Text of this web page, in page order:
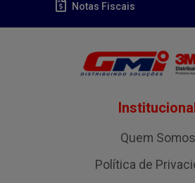
Notas Fiscais
Quem Somos
Política de